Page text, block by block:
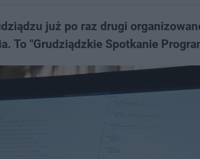
już po raz drugi
To "Grudziądzkie Spotkanie